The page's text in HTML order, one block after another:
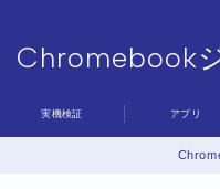
Chromebook
Chromebookジャーナル
Sample Page
デモプリセット記事 #6
実機検証 アプリ